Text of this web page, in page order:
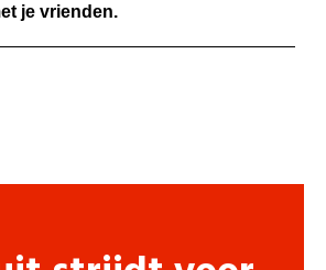
je vrienden.